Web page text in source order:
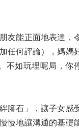
友能正面地表達，
任何評論），媽媽
不如玩埋呢局，你
腳石」，讓子女感
慢地讓溝通的基礎